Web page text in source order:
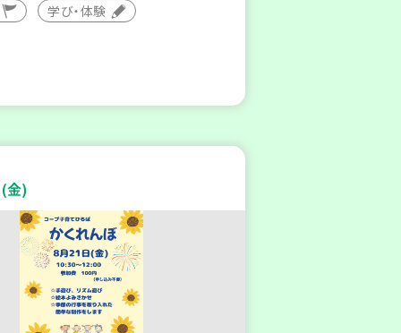
学び・体験
金)